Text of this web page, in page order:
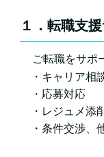
１．転職支
ご転職をサポ
・キャリア相
・応募対応
・レジュメ添
・条件交渉、